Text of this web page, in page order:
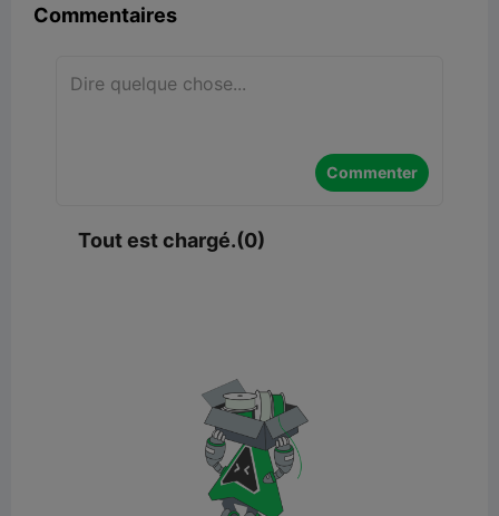
Commentaires
Commenter
Tout est chargé.(0)